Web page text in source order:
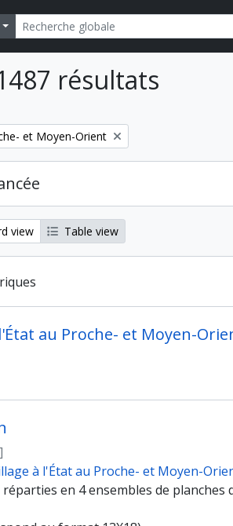
Search options
résultats
et Moyen-Orient
view Table view
au Proche- et Moyen-
à l'État au Proche- et Moyen-
en 4 ensembles de